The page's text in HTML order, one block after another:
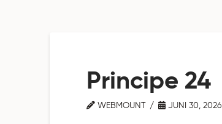
Principe 24
WEBMOUNT JUNI 30, 2026